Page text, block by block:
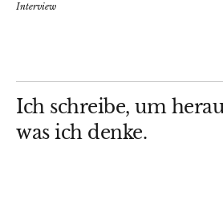
Interview
Ich schreibe, um
was ich denke.